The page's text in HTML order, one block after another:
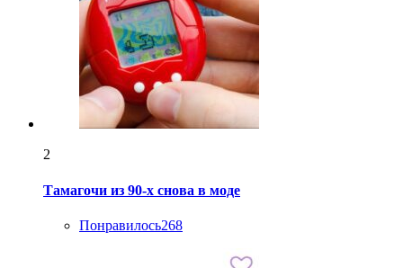
2
Тамагочи из 90-х снова в моде
Понравилось268